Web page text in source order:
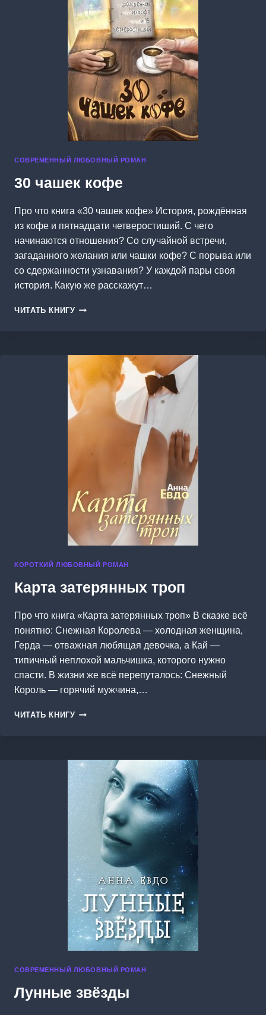
СОВРЕМЕННЫЙ ЛЮБОВНЫЙ РОМАН
30 чашек кофе
Про что книга «30 чашек кофе» История, рождённая
из кофе и пятнадцати четверостиший. С чего
начинаются отношения? Со случайной встречи,
загаданного желания или чашки кофе? С порыва или
со сдержанности узнавания? У каждой пары своя
история. Какую же расскажут…
ЧИТАТЬ КНИГУ 30
КОРОТКИЙ ЛЮБОВНЫЙ РОМАН
Карта затерянных троп
Про что книга «Карта затерянных троп» В сказке всё
понятно: Снежная Королева — холодная женщина,
Герда — отважная любящая девочка, а Кай —
типичный неплохой мальчишка, которого нужно
спасти. В жизни же всё перепуталось: Снежный
Король — горячий мужчина,…
ЧИТАТЬ КНИГУ КАРТА
СОВРЕМЕННЫЙ ЛЮБОВНЫЙ РОМАН
Лунные звёзды